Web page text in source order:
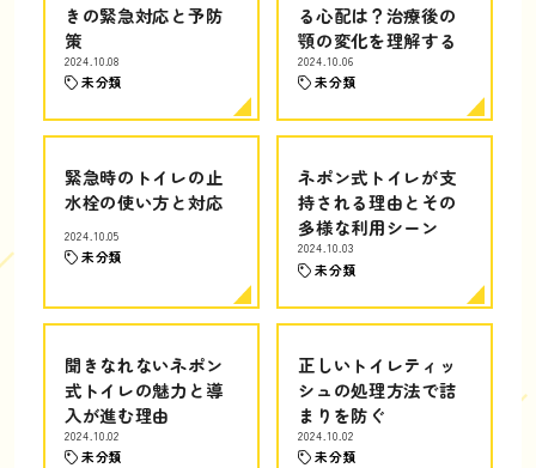
きの緊急対応と予防
策
2024.10.08
未分類
る心配は？治療後の
顎の変化を理解する
2024.10.06
未分類
緊急時のトイレの止
水栓の使い方と対応
2024.10.05
未分類
ネポン式トイレが支
持される理由とその
多様な利用シーン
2024.10.03
未分類
聞きなれないネポン
式トイレの魅力と導
入が進む理由
2024.10.02
未分類
正しいトイレティッ
シュの処理方法で詰
まりを防ぐ
2024.10.02
未分類